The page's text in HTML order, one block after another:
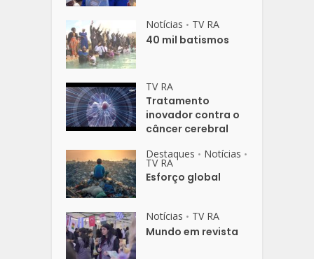
Notícias • TV RA
40 mil batismos
TV RA
Tratamento
inovador contra o
câncer cerebral
Destaques • Notícias •
TV RA
Esforço global
Notícias • TV RA
Mundo em revista